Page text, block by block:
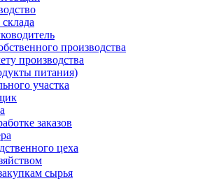
производства
производства
питания)
участка
заказов
цеха
сырья